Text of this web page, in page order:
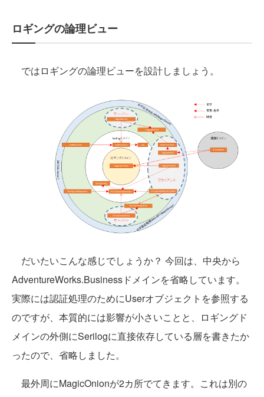
ロギングの論理ビュー
ではロギングの論理ビューを設計しましょう。
だいたいこんな感じでしょうか？ 今回は、中央から
AdventureWorks.Businessドメインを省略しています。
実際には認証処理のためにUserオブジェクトを参照する
のですが、本質的には影響が小さいことと、ロギングド
メインの外側にSerilogに直接依存している層を書きたか
ったので、省略しました。
最外周にMagicOnionが2カ所でてきます。これは別の